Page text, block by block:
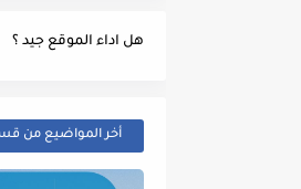
هل اداء الموقع جيد ؟
أخر المواضيع من